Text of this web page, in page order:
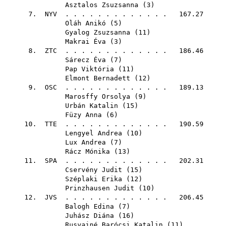
Asztalos Zsuzsanna ( 3 )
7. NYV . . . . . . . . . . . . . 167.27
Oláh Anikó ( 5 )
Gyalog Zsuzsanna ( 11 )
Makrai Éva ( 3 )
8. ZTC . . . . . . . . . . . . . 186.46
Sárecz Éva ( 7 )
Pap Viktória ( 11 )
Elmont Bernadett ( 12 )
9. OSC . . . . . . . . . . . . . 189.13
Marosffy Orsolya ( 9 )
Urbán Katalin ( 15 )
Füzy Anna ( 6 )
10. TTE . . . . . . . . . . . . . 190.59
Lengyel Andrea ( 10 )
Lux Andrea ( 7 )
Rácz Mónika ( 13 )
11. SPA . . . . . . . . . . . . . 202.31
Cservény Judit ( 15 )
Széplaki Erika ( 12 )
Prinzhausen Judit ( 10 )
12. JVS . . . . . . . . . . . . . 206.45
Balogh Edina ( 7 )
Juhász Diána ( 16 )